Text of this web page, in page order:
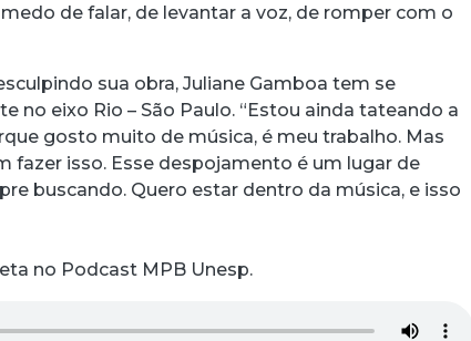
de falar, de levantar a voz, de romper com o
sua obra, Juliane Gamboa tem se
no eixo Rio – São Paulo. “Estou ainda tateando a
gosto muito de música, é meu trabalho. Mas
fazer isso. Esse despojamento é um lugar de
buscando. Quero estar dentro da música, e isso
no Podcast MPB Unesp.